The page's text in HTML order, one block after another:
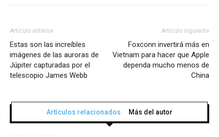
Artículo anterior
Estas son las increíbles
imágenes de las auroras de
Júpiter capturadas por el
telescopio James Webb
Artículo siguiente
Foxconn invertirá más en
Vietnam para hacer que Apple
dependa mucho menos de
China
Artículos relacionados Más del autor